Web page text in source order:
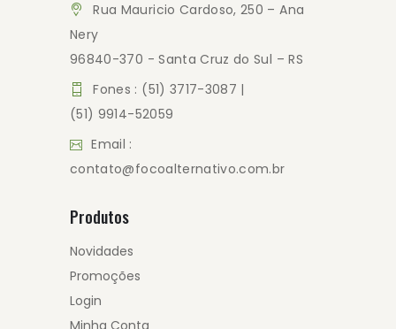
Rua Mauricio Cardoso, 250 – Ana
Nery
96840-370 - Santa Cruz do Sul – RS
Fones : (51) 3717-3087 |
(51) 9914-52059
Email :
contato@focoalternativo.com.br
Produtos
Novidades
Promoções
Login